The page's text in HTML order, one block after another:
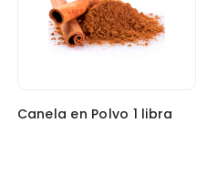
Canela en Polvo 1 libra